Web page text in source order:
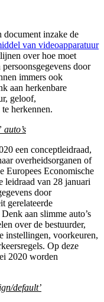
inzake de
van videoapparatuur
over hoe moet
door
immers ook
aan herkenbare
geloof,
herkennen.
een conceptleidraad,
overheidsorganen of
Europees Economische
leidraad van 28 januari
door
gerelateerde
aan slimme auto’s
over de bestuurder,
instellingen, voorkeuren,
Op deze
2020 worden
default’